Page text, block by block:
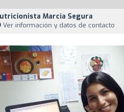
Marcia Segura
Ver información y datos de contacto